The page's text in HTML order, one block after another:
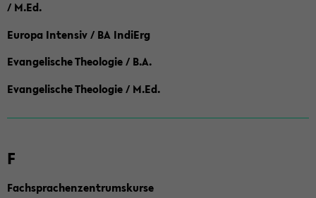
/ M.Ed.
Europa Intensiv / BA IndiErg
Evangelische Theologie / B.A.
Evangelische Theologie / M.Ed.
F
Fachsprachenzentrumskurse